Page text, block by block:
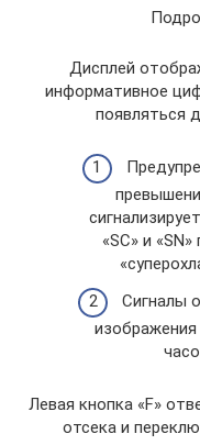
Дисплей
информативное
появляться
«SC» и
Сигналы
изображения
Левая кнопка «F»
отсека и